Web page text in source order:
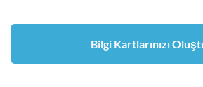
Bilgi Kartlarınızı